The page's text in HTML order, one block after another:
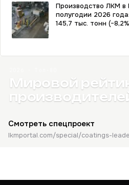
Производство ЛКМ в
полугодии 2026
145,7 тыс. тонн
Мировой
Смотреть спецпроект
lkmportal.com/special/coatings-